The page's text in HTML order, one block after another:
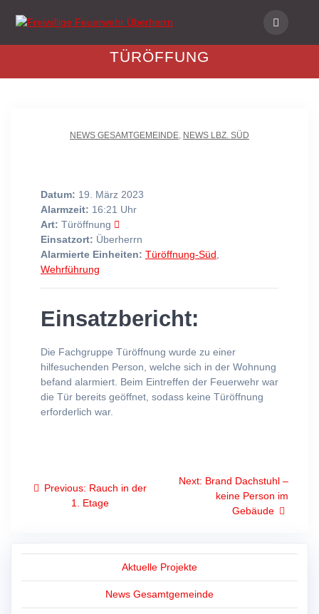
to
TÜRÖFFUNG
NEWS GESAMTGEMEINDE, NEWS LBZ. SÜD
Datum: 19. März 2023
Alarmzeit: 16:21 Uhr
Art: Türöffnung
Einsatzort: Überherrn
Alarmierte Einheiten: Türöffnung-Süd
Wehrführung
Einsatzbericht:
Die Fachgruppe Türöffnung wurde zu einer
hilfesuchenden Person, welche sich in der Wohnung
befand alarmiert. Beim Eintreffen der Feuerwehr war
die Tür bereits geöffnet, sodass keine Türöffnung
erforderlich war.
Beitragsnavigation
Previous: Previous
post:
Rauch in der
1. Etage
Next: Next
post:
Brand Dachstuhl –
keine Person im
Gebäude
Aktuelle Projekte
News Gesamtgemeinde